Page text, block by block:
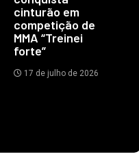
cinturão em
competição de
MMA “Treinei
forte”
17 de julho de 2026